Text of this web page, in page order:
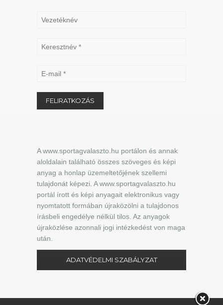
A www.sportagvalaszto.hu portálon és annak
aloldalain található összes szöveges és képi
anyag a honlap üzemeltetőjének szellemi
tulajdonát képezi. A www.sportagvalaszto.hu
portál írott és képi anyagait elektronikus vagy
nyomtatott formában újraközölni a tulajdonos
írásbeli engedélye nélkül tilos. Az anyagok
újraközlése azonnali jogi intézkedést von maga
után.
ADATVÉDELMI SZABÁLYZAT